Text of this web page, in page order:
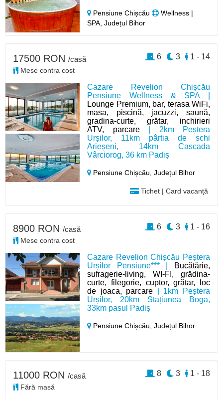
Pensiune Chișcău
Wellness |
SPA, Județul Bihor
Cazare Revelion Chișcău
Pensiune Wellness & SPA |
Lounge Premium, bar, terasa WiFi,
masa, piscină, jacuzzi, saună,
gradina-curte, grătar, inchirieri
ATV, parcare| 2km Peștera
Urșilor, 11km pârtia de schi
Arieșeni, 14km Cascada
Vârciorog, 36 km Padiș
Pensiune Chișcău,Județul Bihor
Tichet | Card vacanță
17500 RON /casă
Mese contra cost
1 - 14
3
6
Cazare Revelion Chișcău Peștera
Urșilor Pensiune*** |
Bucătărie,
sufragerie-living, WI-FI, grădina-
curte, filegorie, cuptor, grătar, loc
de joaca, parcare | 1km Peștera
Urșilor, 20km Stațiunea Boga,
33km pasul Padiș
Pensiune Chișcău,Județul Bihor
8900 RON /casă
Mese contra cost
1 - 16
3
6
11000 RON /casă
Fără masă
1 - 18
3
8